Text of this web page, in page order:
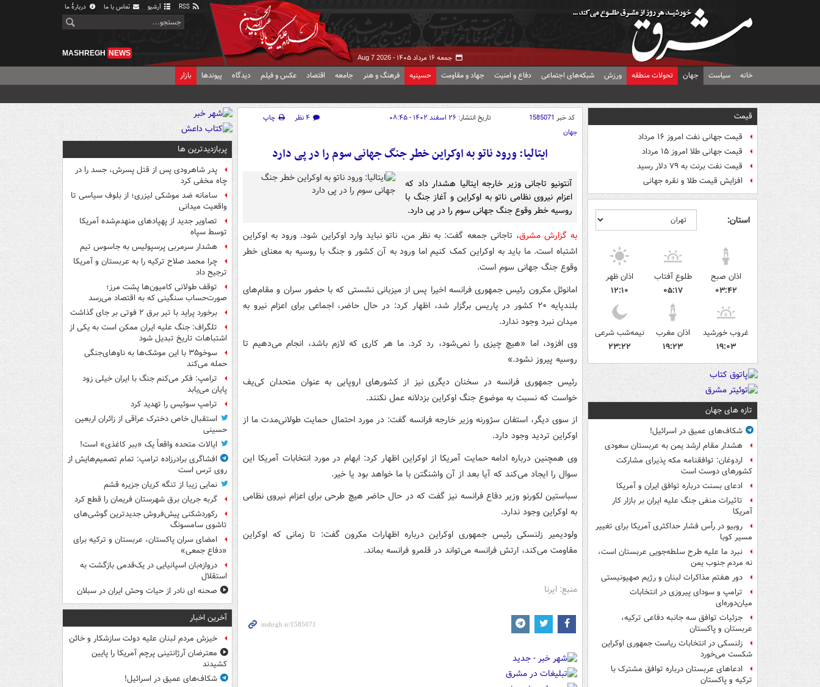
آرشیو تماس با ما دربارهٔ ما
جمعه ۱۶ مرداد ۱۴۰۵ - Aug 7 2026
MASHREGH NEWS
خانه سیاست جهان تحولات منطقه ورزش شبکه‌های اجتماعی دفاع و امنیت جهاد و مقاومت حسینیه فرهنگ و هنر جامعه اقتصاد عکس و فیلم دیدگاه پیوندها بازار
قیمت
قیمت جهانی نفت امروز ۱۶ مرداد
قیمت جهانی طلا امروز ۱۵ مرداد
قیمت نفت برنت به ۷۹ دلار رسید
افزایش قیمت طلا و نقره جهانی
استان:
اذان صبح
۰۳:۴۲
طلوع آفتاب
۰۵:۱۷
اذان ظهر
۱۲:۱۰
غروب خورشید
۱۹:۰۳
اذان مغرب
۱۹:۲۳
نیمه‌شب شرعی
۲۳:۲۲
تازه های جهان
شکاف‌های عمیق در اسرائیل!
هشدار مقام ارشد یمن به عربستان سعودی
اردوغان: توافقنامه مکه پذیرای مشارکت
کشورهای دوست است
ادعای بسنت درباره توافق ایران و آمریکا
تاثیرات منفی جنگ علیه ایران بر بازار کار
آمریکا
روبیو در رأس فشار حداکثری آمریکا برای تغییر
مسیر کوبا
نبرد ما علیه طرح سلطه‌جویی عربستان است،
نه مردم جنوب یمن
دور هفتم مذاکرات لبنان و رژیم صهیونیستی
ترامپ و سودای پیروزی در انتخابات
میان‌دوره‌ای
جزئیات توافق سه جانبه دفاعی ترکیه،
عربستان و پاکستان
زلنسکی در انتخابات ریاست جمهوری اوکراین
شکست می‌خورد
ادعاهای عربستان درباره توافق مشترک با
ترکیه و پاکستان
کد خبر 1585071 تاریخ انتشار: ۲۶ اسفند ۱۴۰۲ - ۰۸:۴۵ ۴ نظر
چاپ
جهان
ایتالیا: ورود ناتو به اوکراین خطر جنگ جهانی سوم را در پی دارد
آنتونیو تاجانی وزیر خارجه ایتالیا هشدار داد که
اعزام نیروی نظامی ناتو به اوکراین و آغاز جنگ با
روسیه خطر وقوع جنگ جهانی سوم را در پی دارد.
به گزارش مشرق، تاجانی جمعه گفت: به نظر من، ناتو نباید وارد اوکراین شود. ورود به اوکراین
اشتباه است. ما باید به اوکراین کمک کنیم اما ورود به آن کشور و جنگ با روسیه به معنای خطر
وقوع جنگ جهانی سوم است.
امانوئل مکرون رئیس جمهوری فرانسه اخیرا پس از میزبانی نشستی که با حضور سران و مقام‌های
بلندپایه ۲۰ کشور در پاریس برگزار شد، اظهار کرد: در حال حاضر، اجماعی برای اعزام نیرو به
میدان نبرد وجود ندارد.
وی افزود، اما «هیچ چیزی را نمی‌شود، رد کرد. ما هر کاری که لازم باشد، انجام می‌دهیم تا
روسیه پیروز نشود.»
رئیس جمهوری فرانسه در سخنان دیگری نیز از کشورهای اروپایی به عنوان متحدان کی‌یف
خواست که نسبت به موضوع جنگ اوکراین بزدلانه عمل نکنند.
از سوی دیگر، استفان سژورنه وزیر خارجه فرانسه گفت: در مورد احتمال حمایت طولانی‌مدت ما از
اوکراین تردید وجود دارد.
وی همچنین درباره ادامه حمایت آمریکا از اوکراین اظهار کرد: ابهام در مورد انتخابات آمریکا این
سوال را ایجاد می‌کند که آیا بعد از آن واشنگتن با ما خواهد بود یا خیر.
سباستین لکورنو وزیر دفاع فرانسه نیز گفت که در حال حاضر هیچ طرحی برای اعزام نیروی نظامی
به اوکراین وجود ندارد.
ولودیمیر زلنسکی رئیس جمهوری اوکراین درباره اظهارات مکرون گفت: تا زمانی که اوکراین
مقاومت می‌کند، ارتش فرانسه می‌تواند در قلمرو فرانسه بماند.
منبع: ایرنا
پربازدیدترین ها
پدر شاهرودی پس از قتل پسرش، جسد را در
چاه مخفی کرد
سامانه ضد موشکی لیزری؛ از بلوف سیاسی تا
واقعیت میدانی
تصاویر جدید از پهپادهای منهدم‌شده آمریکا
توسط سپاه
هشدار سرمربی پرسپولیس به جاسوس تیم
چرا محمد صلاح ترکیه را به عربستان و آمریکا
ترجیح داد
توقف طولانی کامیون‌ها پشت مرز؛
صورت‌حساب سنگینی که به اقتصاد می‌رسد
برخورد پراید با تیر برق ۲ فوتی بر جای گذاشت
تلگراف: جنگ علیه ایران ممکن است به یکی از
اشتباهات تاریخ تبدیل شود
سوخو۳۵ با این موشک‌ها به ناوهای‌جنگی
حمله می‌کند
ترامپ: فکر می‌کنم جنگ با ایران خیلی زود
پایان می‌یابد
ترامپ سوئیس را تهدید کرد
استقبال خاص دخترک عراقی از زائران اربعین
حسینی
ایالات متحده واقعاً یک «ببر کاغذی» است!
افشاگری برادرزاده ترامپ: تمام تصمیم‌هایش از
روی ترس است
نمایی زیبا از تنگه کریان جزیره قشم
گربه جریان برق شهرستان فریمان را قطع کرد
رکوردشکنی پیش‌فروش جدیدترین گوشی‌های
تاشوی سامسونگ
امضای سران پاکستان، عربستان و ترکیه برای
«دفاع جمعی»
دروازه‌بان اسپانیایی در یک‌قدمی بازگشت به
استقلال
صحنه ای نادر از حیات وحش ایران در سبلان
آخرین اخبار
خیزش مردم لبنان علیه دولت سازشکار و خائن
معترضان آرژانتینی پرچم آمریکا را پایین
کشیدند
شکاف‌های عمیق در اسرائیل!